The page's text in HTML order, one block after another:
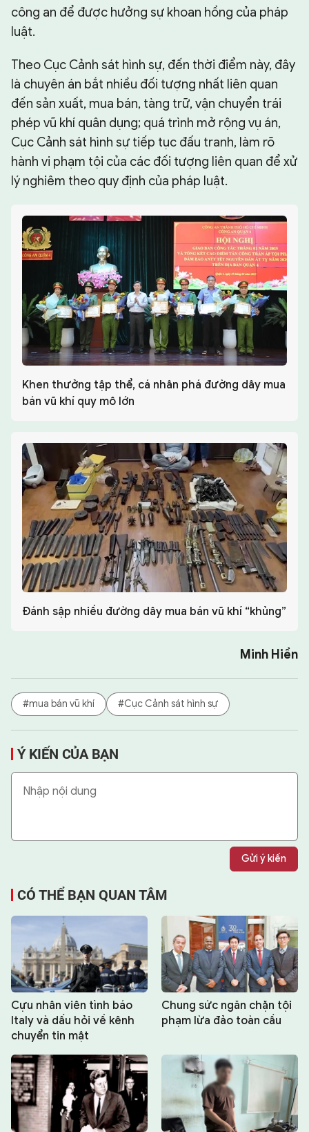
công an để được hưởng sự khoan hồng của pháp
luật.
Theo Cục Cảnh sát hình sự, đến thời điểm này, đây
là chuyên án bắt nhiều đối tượng nhất liên quan
đến sản xuất, mua bán, tàng trữ, vận chuyển trái
phép vũ khí quân dụng; quá trình mở rộng vụ án,
Cục Cảnh sát hình sự tiếp tục đấu tranh, làm rõ
hành vi phạm tội của các đối tượng liên quan để xử
lý nghiêm theo quy định của pháp luật.
Khen thưởng tập thể, cá nhân phá đường dây mua
bán vũ khí quy mô lớn
Đánh sập nhiều đường dây mua bán vũ khí “khủng”
Minh Hiền
#mua bán vũ khí #Cục Cảnh sát hình sự
Ý KIẾN CỦA BẠN
Gửi ý kiến
CÓ THỂ BẠN QUAN TÂM
Cựu nhân viên tình báo
Italy và dấu hỏi về kênh
chuyển tin mật
Chung sức ngăn chặn tội
phạm lừa đảo toàn cầu